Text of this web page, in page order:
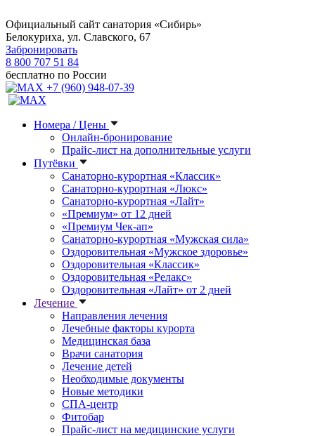
Официальный сайт санатория «Сибирь»
Белокуриха, ул. Славского, 67
Забронировать
8 800 707 51 84
бесплатно по России
+7 (960) 948-07-39
Номера / Цены
Онлайн-бронирование
Прайс-лист на дополнительные услуги
Путёвки
Санаторно-курортная «Классик»
Санаторно-курортная «Люкс»
Санаторно-курортная «Лайт»
«Премиум» от 12 дней
«Премиум Чек-ап»
Санаторно-курортная «Мужская сила»
Оздоровительная «Мужское здоровье»
Оздоровительная «Классик»
Оздоровительная «Релакс»
Оздоровительная «Лайт» от 2 дней
Лечение
Направления лечения
Лечебные факторы курорта
Медицинская база
Врачи санатория
Лечение детей
Необходимые документы
Новые методики
СПА-центр
Фитобар
Прайс-лист на медицинские услуги